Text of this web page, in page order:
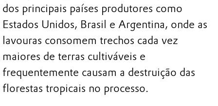
dos principais países produtores como
Estados Unidos, Brasil e Argentina, onde as
lavouras consomem trechos cada vez
maiores de terras cultiváveis e
frequentemente causam a destruição das
florestas tropicais no processo.